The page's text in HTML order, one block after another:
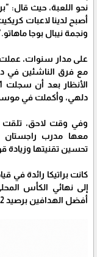
نحو اللعبة، حيث قال:
أصبح لدينا لاعبات
ونجمة نيبال بوجا
على مدار سنوات، عملت
دلهي، وأكملت في موسم 2022-23 بتحقيق 552 جريًا في 14
وفي وقت لاحق، تلقت
معها مدرب راجستان
تحسين تقنيتها وزيادة
أفضل الهدافين برصيد 182 جريًا في تسع مباريات.